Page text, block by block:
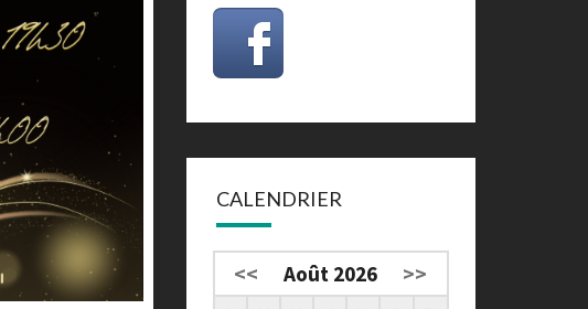
CALENDRIER
<< Août 2026 >>